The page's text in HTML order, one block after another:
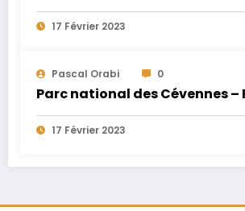
17 Février 2023
Pascal Orabi 0
Parc national des Cévennes –
17 Février 2023